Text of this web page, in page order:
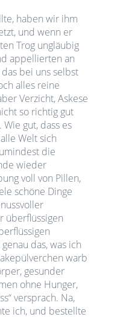
haben wir ihm
und wenn er
Trog ungläubig
appellierten an
bei uns selbst
alles reine
Verzicht, Askese
so richtig gut
gut, dass es
Welt sich
die
wieder
voll von Pillen,
schöne Dinge
überflüssigen
das, was ich
warb
gesunder
ohne Hunger,
versprach. Na,
ich, und bestellte